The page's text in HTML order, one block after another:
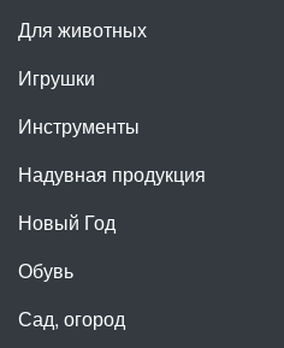
Для животных
Игрушки
Инструменты
Надувная продукция
Новый Год
Обувь
Сад, огород